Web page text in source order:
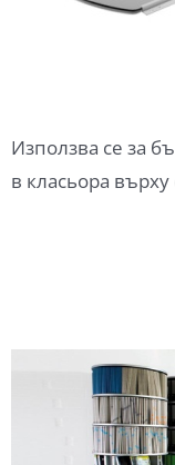
Използва се за
в класьора